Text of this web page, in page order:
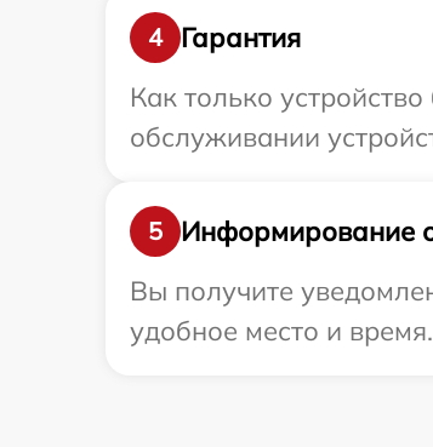
4
Гарантия
Как только
обслуживании
5
Информирование
Вы получите
удобное место и время.